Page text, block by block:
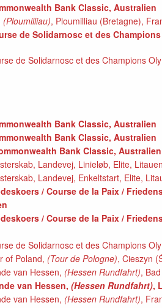
Bank Classic, Australien
(Ploumilliau), Ploumilliau (Bretagne),
de Solidarnosc et des
de Solidarnosc et des Champions
Bank Classic, Australien
Bank Classic, Australien
Bank Classic, Australien
Landevej, Linieløb, Elite,
Landevej, Enkeltstart, Elite,
/ Course de la Paix /
/ Course de la Paix /
de Solidarnosc et des Champions
of Poland, (Tour de Pologne), Cieszyn
van Hessen, (Hessen Rundfahrt),
van Hessen, (Hessen Rundfahrt),
van Hessen, (Hessen Rundfahrt),